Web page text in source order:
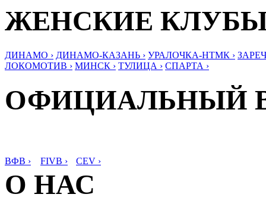
ЖЕНСКИЕ
ДИНАМО › ДИНАМО-КАЗАНЬ › УРАЛОЧКА-НТМК ›
ЛОКОМОТИВ › МИНСК › ТУЛИЦА › СПАРТА ›
ОФИЦИАЛЬНЫЙ
ВФВ › FIVB › CEV ›
О НАС